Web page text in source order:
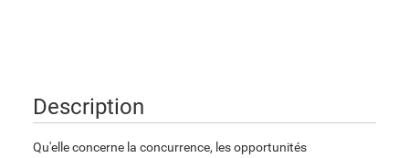
Description
Qu'elle concerne la concurrence, les opportunités